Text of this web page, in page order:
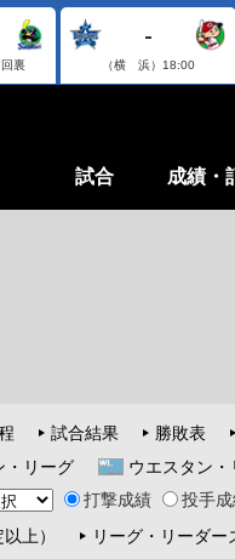
裏
-
（横 浜） 18:00
試合 成績・
試合結果
勝敗表
・リーグ
ウエスタン・
打撃成績
投手
上）
リーグ・リーダー